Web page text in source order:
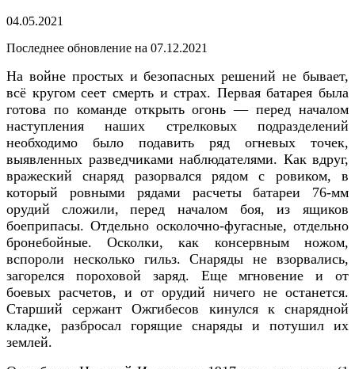
04.05.2021
Последнее обновление на 07.12.2021
На войне простых и безопасных решений не бывает,
всё кругом сеет смерть и страх. Первая батарея была
готова по команде открыть огонь — перед началом
наступления наших стрелковых подразделений
необходимо было подавить ряд огневых точек,
выявленных разведчиками наблюдателями. Как вдруг,
вражеский снаряд разорвался рядом с ровиком, в
который ровными рядами расчеты батареи 76-мм
орудий сложили, перед началом боя, из ящиков
боеприпасы. Отдельно осколочно-фугасные, отдельно
бронебойные. Осколки, как консервным ножом,
вспороли несколько гильз. Снаряды не взорвались,
загорелся пороховой заряд. Еще мгновение и от
боевых расчетов, и от орудий ничего не останется.
Старший сержант Ожгибесов кинулся к снарядной
кладке, разбросал горящие снаряды и потушил их
землей.